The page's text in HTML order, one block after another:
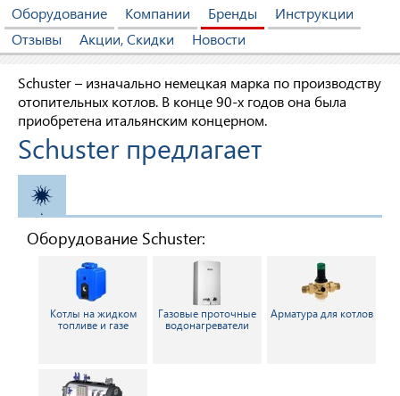
Оборудование Компании Бренды
Инструкции
Отзывы
Акции, Скидки Новости
Schuster – изначально немецкая марка по производству
отопительных котлов. В конце 90-х годов она была
приобретена итальянским концерном.
Schuster предлагает
Оборудование Schuster:
Котлы на жидком
топливе и газе
Газовые проточные
водонагреватели
Арматура для котлов